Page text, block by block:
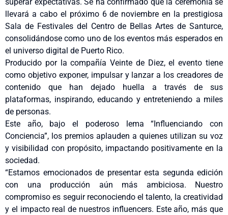
llevará a cabo el próximo 6 de noviembre en la prestigiosa
Sala de Festivales del Centro de Bellas Artes de Santurce,
consolidándose como uno de los eventos más esperados en
el universo digital de Puerto Rico.
Producido por la compañía Veinte de Diez, el evento tiene
como objetivo exponer, impulsar y lanzar a los creadores de
contenido que han dejado huella a través de sus
plataformas, inspirando, educando y entreteniendo a miles
de personas.
Este año, bajo el poderoso lema “Influenciando con
Conciencia”, los premios aplauden a quienes utilizan su voz
y visibilidad con propósito, impactando positivamente en la
sociedad.
“Estamos emocionados de presentar esta segunda edición
con una producción aún más ambiciosa. Nuestro
compromiso es seguir reconociendo el talento, la creatividad
y el impacto real de nuestros influencers. Este año, más que